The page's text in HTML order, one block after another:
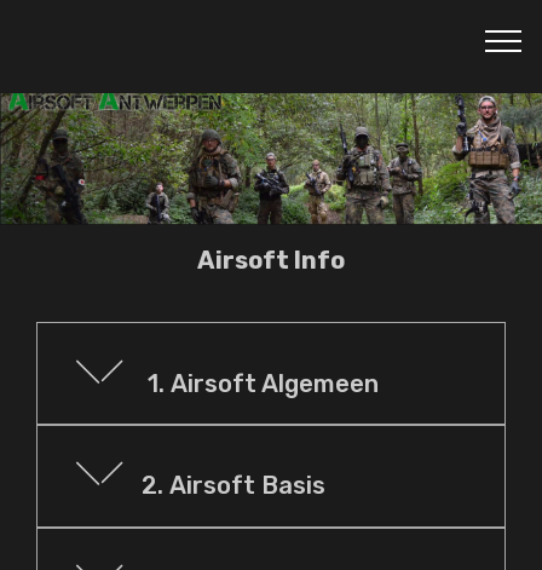
Airsoft Info
1. Airsoft Algemeen
2. Airsoft Basis